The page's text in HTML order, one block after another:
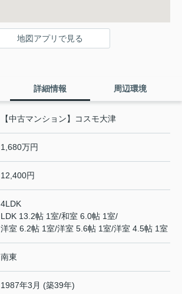
地図アプリで見る
詳細情報 周辺環境
【中古マンション】コスモ大津
1,680万円
12,400円
4LDK
LDK 13.2帖 1室/和室 6.0帖 1室/
洋室 6.2帖 1室/洋室 5.6帖 1室/洋室 4.5帖 1室
南東
1987年3月 (築39年)